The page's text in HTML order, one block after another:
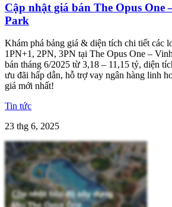
Cập nhật giá bán The Opus One
Park
Khám phá bảng giá & diện tích chi tiết các
1PN+1, 2PN, 3PN tại The Opus One –
bán tháng 6/2025 từ 3,18 – 11,15 tỷ, diện
ưu đãi hấp dẫn, hỗ trợ vay ngân hàng linh
giá mới nhất!
Tin tức
23 thg 6, 2025